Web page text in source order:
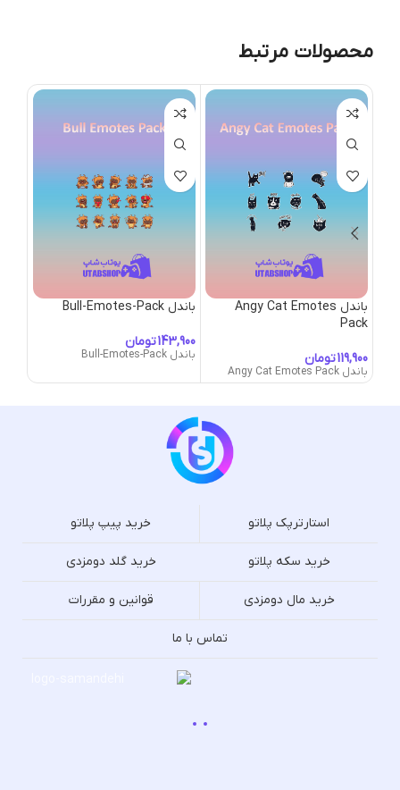
محصولات مرتبط
باندل Angy Cat Emotes
Pack
تومان
باندل Angy Cat Emotes Pack
باندل Bull-Emotes-Pack
تومان
باندل Bull-Emotes-Pack
استارترپک پلاتو خرید پیپ پلاتو
خرید سکه پلاتو خرید گلد دومزدی
خرید مال دومزدی قوانین و مقررات
تماس با ما